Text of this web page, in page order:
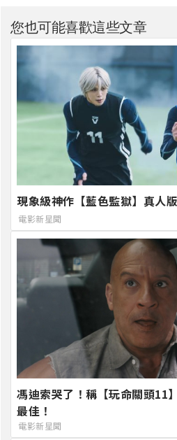
您也可能喜歡這些文章
現象級神作【藍色監獄】真人
電影新星聞
馮迪索哭了！稱【玩命關頭11
最佳！
電影新星聞